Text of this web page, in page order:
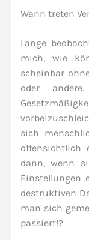
Wann treten
Lange
mich, wie
scheinbar
oder
sich
offensichtlich
dann, wenn
Einstellungen
destruktiven
man sich
passiert!?